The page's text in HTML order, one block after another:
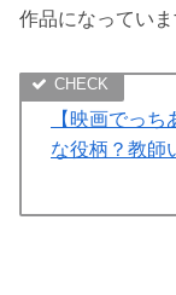
作品になっていま
【映画でっ
な役柄？教師